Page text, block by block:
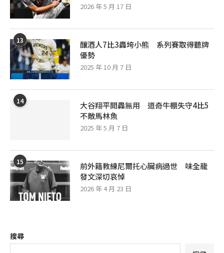
2026 年 5 月 17 日
13
釀酒人7比3轟垮小熊 系列賽取得聽牌
優勢
2025 年 10 月 7 日
14
大谷翔平開轟無用 道奇牛棚失守4比5
不敵馬林魚
2025 年 5 月 7 日
15
前外籍教練尼爾托心臟病過世 味全龍
發文深切哀悼
2026 年 4 月 23 日
搜尋